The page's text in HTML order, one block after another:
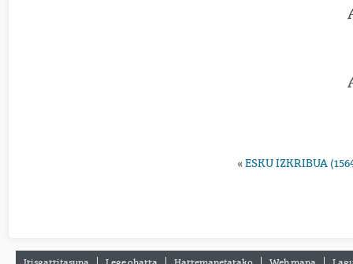
« ESKU IZKRIBUA